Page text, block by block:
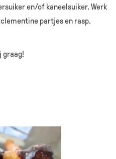
en/of kaneelsuiker. Werk
partjes en rasp.
graag!